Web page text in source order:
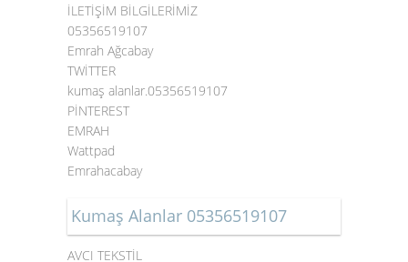
İLETİŞİM BİLGİLERİMİZ
05356519107
Emrah Ağcabay
TWİTTER
kumaş alanlar.05356519107
PİNTEREST
EMRAH
Wattpad
Emrahacabay
Kumaş Alanlar 05356519107
AVCI TEKSTİL